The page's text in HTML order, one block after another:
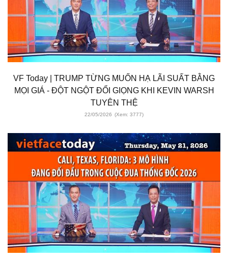
VF Today | TRUMP TỪNG MUỐN HẠ LÃI SUẤT BẰNG
MỌI GIÁ - ĐỘT NGỘT ĐỔI GIỌNG KHI KEVIN WARSH
TUYÊN THỆ
22/05/2026 (Xem: 3777)